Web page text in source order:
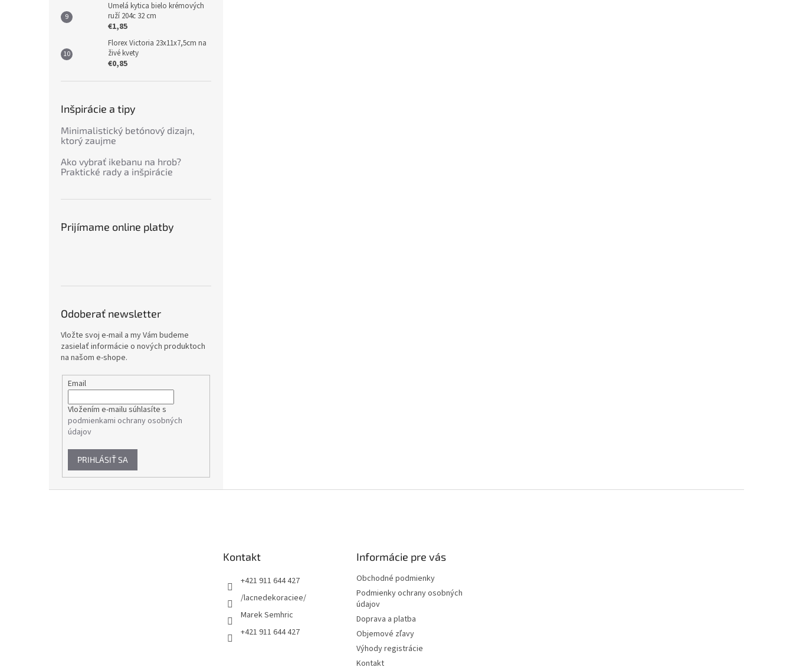
Umelá kytica bielo krémových
ruží 204c 32 cm
€1,85
Florex Victoria 23x11x7,5cm na
živé kvety
€0,85
Inšpirácie a tipy
Minimalistický betónový dizajn,
ktorý zaujme
Ako vybrať ikebanu na hrob?
Praktické rady a inšpirácie
Prijímame online platby
Odoberať newsletter
Vložte svoj e-mail a my Vám budeme
zasielať informácie o nových produktoch
na našom e-shope.
Email
Vložením e-mailu súhlasíte s
podmienkami ochrany osobných
údajov
PRIHLÁSIŤ SA
Kontakt
+421 911 644 427
/lacnedekoraciee/
Marek Semhric
+421 911 644 427
Informácie pre vás
Obchodné podmienky
Podmienky ochrany osobných
údajov
Doprava a platba
Objemové zľavy
Výhody registrácie
Kontakt